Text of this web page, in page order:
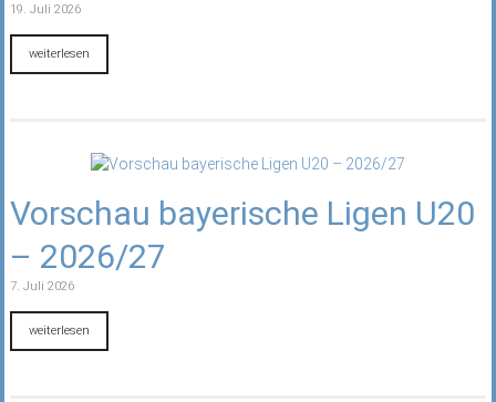
19. Juli 2026
weiterlesen
Vorschau bayerische Ligen U20
– 2026/27
7. Juli 2026
weiterlesen